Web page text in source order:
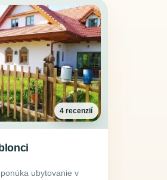
4 recenzií
ubytovanie v